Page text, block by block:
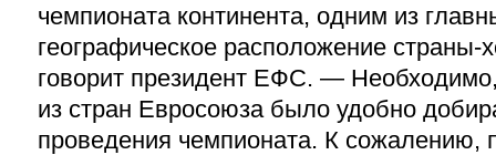
чемпионата континента, одним из
географическое расположение страны-
говорит президент ЕФС. —
из стран Евросоюза было удобно
проведения чемпионата. К сожалению,